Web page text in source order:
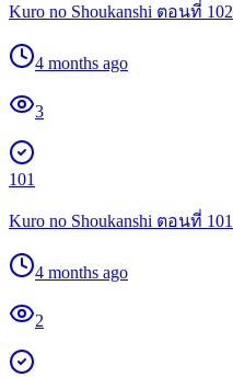
Kuro no Shoukanshi ตอนที่ 102
4 months ago
3
101
Kuro no Shoukanshi ตอนที่ 101
4 months ago
2